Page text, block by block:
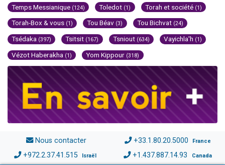
Temps Messianique (124) Toledot (1) Torah et société (1)
Torah-Box & vous (1) Tou Béav (3) Tou Bichvat (24)
Tsédaka (397) Tsitsit (167) Tsniout (634) Vayichla'h (1)
Vézot Haberakha (1) Yom Kippour (318)
Nous contacter +33.1.80.20.5000 France
+972.2.37.41.515 Israël +1.437.887.14.93 Canada